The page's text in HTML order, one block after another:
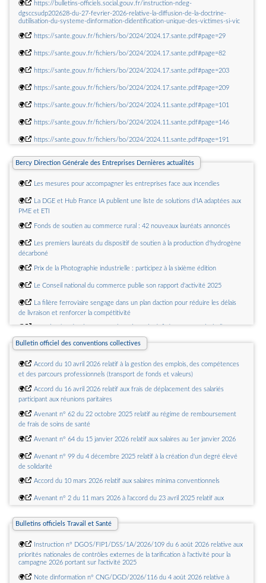
🌍 Rapport de la mission sur les outils d'évaluation des dispositifs amiables
🌍
https://bulletins-officiels.social.gouv.fr/instruction-ndeg-
dgsccsudp202628-du-27-fevrier-2026-relative-la-diffusion-de-la-doctrine-
dutilisation-du-systeme-dinformation-didentification-unique-des-victimes-si-vic
🌍 https://sante.gouv.fr/fichiers/bo/2024/2024.17.sante.pdf#page=29
🌍 https://sante.gouv.fr/fichiers/bo/2024/2024.17.sante.pdf#page=82
🌍 https://sante.gouv.fr/fichiers/bo/2024/2024.17.sante.pdf#page=203
🌍 https://sante.gouv.fr/fichiers/bo/2024/2024.17.sante.pdf#page=209
🌍 https://sante.gouv.fr/fichiers/bo/2024/2024.11.sante.pdf#page=101
🌍 https://sante.gouv.fr/fichiers/bo/2024/2024.11.sante.pdf#page=146
🌍 https://sante.gouv.fr/fichiers/bo/2024/2024.11.sante.pdf#page=191
🌍
https://sante.gouv.fr/fichiers/bo/2024/2024.11.sante.pdf#page=210
Bercy Direction Générale des Entreprises Dernières actualités
🌍 Les mesures pour accompagner les entreprises face aux incendies
🌍
La DGE et Hub France IA publient une liste de solutions d'IA adaptées aux
PME et ETI
🌍 Fonds de soutien au commerce rural : 42 nouveaux lauréats annoncés
🌍
Les premiers lauréats du dispositif de soutien à la production d'hydrogène
décarboné
🌍 Prix de la Photographie industrielle : participez à la sixième édition
🌍 Le Conseil national du commerce publie son rapport d'activité 2025
🌍
La filière ferroviaire sengage dans un plan daction pour réduire les délais
de livraison et renforcer la compétitivité
🌍 Lancement du nouveau Forum franco-allemand pour lAvenir
Bulletin officiel des conventions collectives
🌍
Accord du 10 avril 2026 relatif à la gestion des emplois, des compétences
et des parcours professionnels (transport de fonds et valeurs)
🌍
Accord du 16 avril 2026 relatif aux frais de déplacement des salariés
participant aux réunions paritaires
🌍
Avenant n° 62 du 22 octobre 2025 relatif au régime de remboursement
de frais de soins de santé
🌍 Avenant n° 64 du 15 janvier 2026 relatif aux salaires au 1er janvier 2026
🌍
Avenant n° 99 du 4 décembre 2025 relatif à la création d'un degré élevé
de solidarité
🌍 Accord du 10 mars 2026 relatif aux salaires minima conventionnels
🌍
Avenant n° 2 du 11 mars 2026 à l'accord du 23 avril 2025 relatif aux
🌍 Avenant n° 9 du 13 avril 2026 relatif aux salaires minima
🌍 Accord du 26 mai 2026 relatif au proche aidant
Bulletins officiels Travail et Santé
🌍
Instruction n° DGOS/FIP1/DSS/1A/2026/109 du 6 août 2026 relative aux
priorités nationales de contrôles externes de la tarification à l'activité pour la
campagne 2026 portant sur l'activité 2025
🌍 Note dinformation n° CNG/DGD/2026/116 du 4 août 2026 relative à